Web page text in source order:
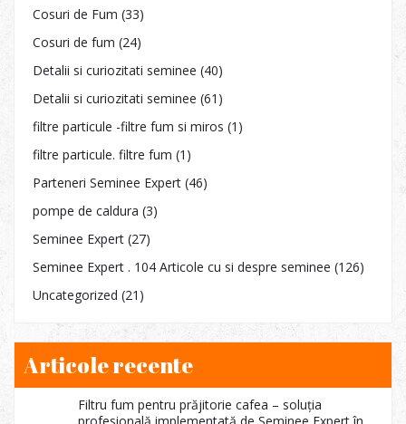
Cosuri de Fum (33)
Cosuri de fum (24)
Detalii si curiozitati seminee (40)
Detalii si curiozitati seminee (61)
filtre particule -filtre fum si miros (1)
filtre particule. filtre fum (1)
Parteneri Seminee Expert (46)
pompe de caldura (3)
Seminee Expert (27)
Seminee Expert . 104 Articole cu si despre seminee (126)
Uncategorized (21)
Articole recente
Filtru fum pentru prăjitorie cafea – soluția